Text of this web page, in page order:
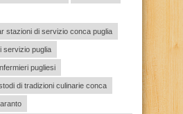
stazioni di servizio conca puglia
servizio puglia
pugliesi
di tradizioni culinarie conca